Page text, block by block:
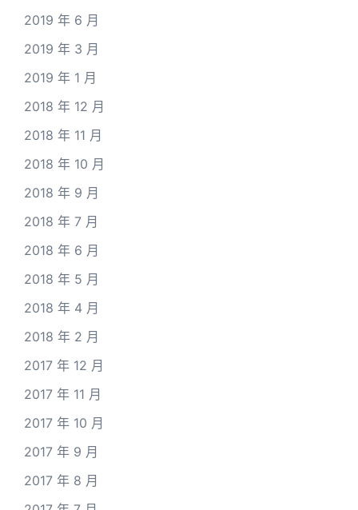
2019 年 6 月
2019 年 3 月
2019 年 1 月
2018 年 12 月
2018 年 11 月
2018 年 10 月
2018 年 9 月
2018 年 7 月
2018 年 6 月
2018 年 5 月
2018 年 4 月
2018 年 2 月
2017 年 12 月
2017 年 11 月
2017 年 10 月
2017 年 9 月
2017 年 8 月